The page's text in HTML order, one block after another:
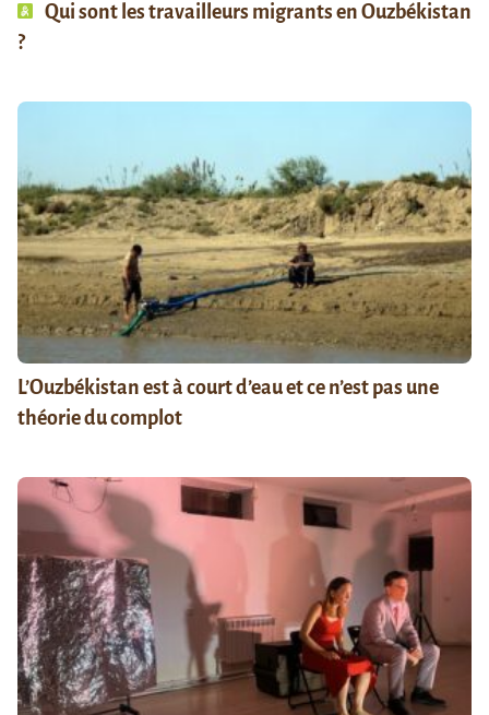
Qui sont les travailleurs migrants en Ouzbékistan
?
L’Ouzbékistan est à court d’eau et ce n’est pas une
théorie du complot